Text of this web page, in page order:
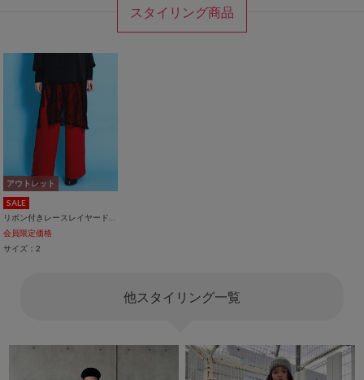
スタイリング商品
アウトレット
SALE
会員限定価格
サイズ：2
他スタイリング一覧